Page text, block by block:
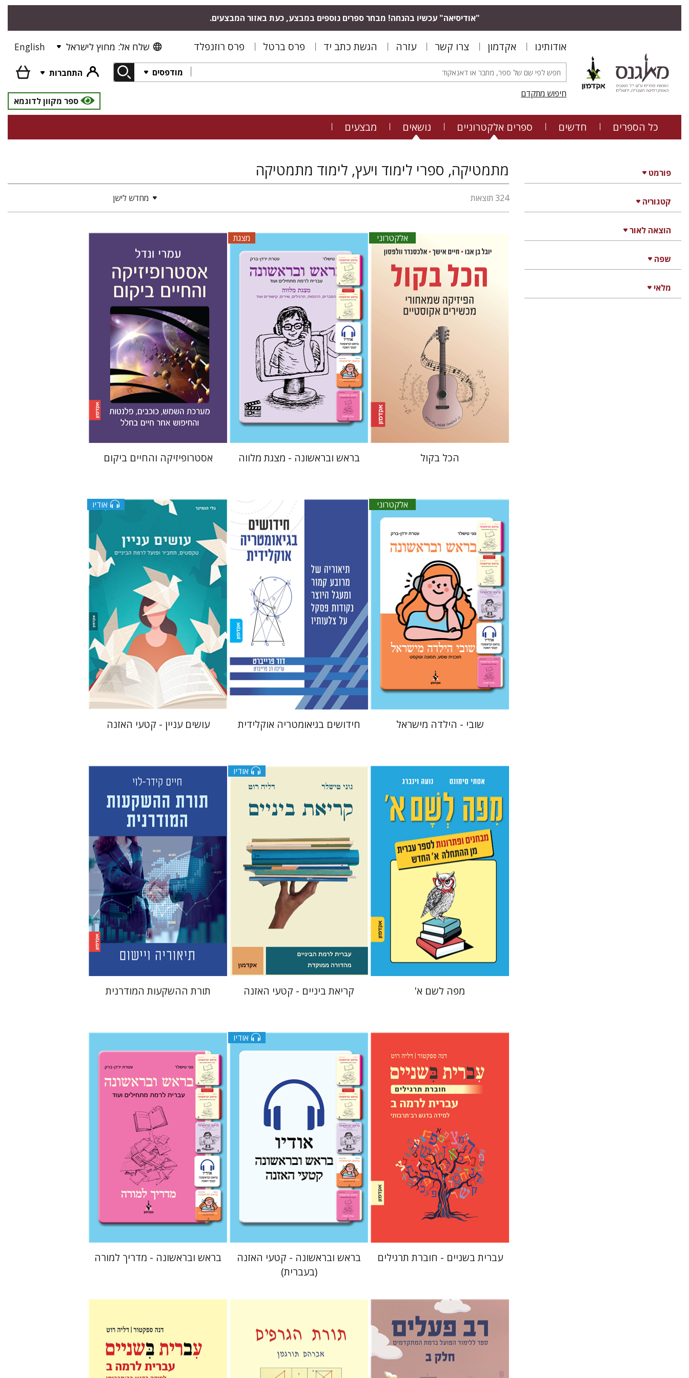
"אודיסיאה" עכשיו בהנחה! מבחר ספרים נוספים במבצע, כעת באזור המבצעים.
אודותינו אקדמון צרו קשר עזרה הגשת כתב יד פרס ברטל פרס רוזנפלד שלח אל: מחוץ לישראל English
מודפסים
התחברות
חיפוש מתקדם
ספר מקוון לדוגמא
כל הספרים חדשים ספרים אלקטרוניים נושאים מבצעים
פורמט
קטגוריה
הוצאה לאור
שפה
מלאי
מתמטיקה, ספרי לימוד ויעץ, לימוד מתמטיקה
324 תוצאות מחדש לישן
אלקטרוני
יובל בן-אבו חיים אישך
אלכסנדר
הנחת אתר ספר אלקטרוני
$20
הכל בקול
מצגת
עטרת ירדן-ברק גוני טישלר
$33
בראש ובראשונה - מצגת מלווה
עמרי ונדל
הנחת אתר ספר מודפס
$23
$21
אסטרופיזיקה והחיים ביקום
אלקטרוני
עטרת ירדן-ברק גוני טישלר
הנחת אתר ספר אלקטרוני
$18
שובי - הילדה מישראל
הנחת אתר ספר מודפס
$38
חידושים בגיאומטריה אוקלידית
אודיו
$10
עושים עניין - קטעי האזנה
אסתר סימונס נועה וינברג
הנחת אתר ספר מודפס
$25
$22
מפה לשם א'
אודיו
גוני טישלר דליה רוט-גביזון
קריאת ביניים - קטעי האזנה
חיים קידר-לוי
הנחת אתר ספר מודפס
$50
$45
תורת ההשקעות המודרנית
דנה ספקטור דליה רוט-גביזון
הנחת אתר ספר מודפס
$26
$23
עברית בשניים - חוברת תרגילים
אודיו
גוני טישלר עטרת ירדן-ברק
בראש ובראשונה - קטעי האזנה
(בעברית)
עטרת ירדן-ברק גוני טישלר
הנחת אתר ספר מודפס
$32
בראש ובראשונה - מדריך למורה
דורון מגן דליה רוט-גביזון דנה ספקטור